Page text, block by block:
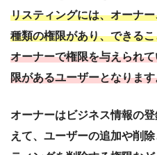
リスティングには、オーナ
種類の権限があり、できる
オーナーで権限を与えられ
限があるユーザーとなります
オーナーはビジネス情報の
えて、ユーザーの追加や削